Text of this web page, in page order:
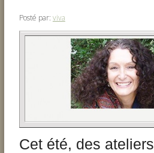
Posté par: viva
Cet été, des ateliers